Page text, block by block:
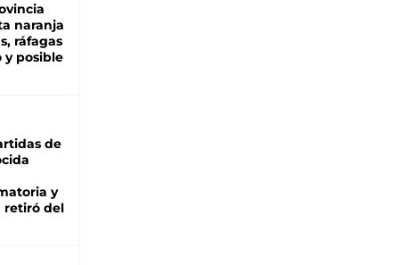
naranja
ráfagas
y posible
de
y
retiró del